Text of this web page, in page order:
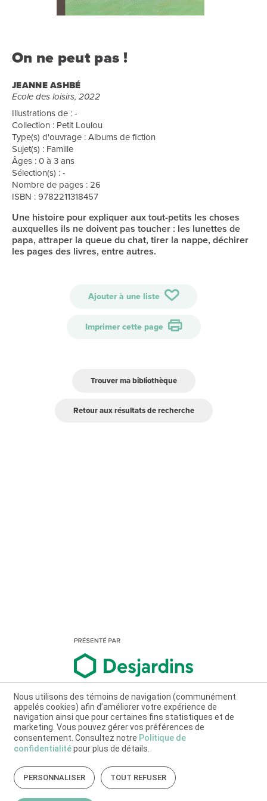
On ne peut pas !
JEANNE ASHBÉ
Ecole des loisirs, 2022
Illustrations de : -
Collection : Petit Loulou
Type(s) d'ouvrage : Albums de fiction
Sujet(s) : Famille
Âges : 0 à 3 ans
Sélection(s) : -
Nombre de pages : 26
ISBN : 9782211318457
Une histoire pour expliquer aux tout-petits les choses
auxquelles ils ne doivent pas toucher : les lunettes de
papa, attraper la queue du chat, tirer la nappe, déchirer
les pages des livres, entre autres.
Ajouter à une liste
Imprimer cette page
Trouver ma bibliothèque
Retour aux résultats de recherche
Nous utilisons des témoins de navigation (communément
appelés cookies) afin d’améliorer votre expérience de
navigation ainsi que pour certaines fins statistiques et de
marketing. Vous pouvez gérer vos préférences de
consentement. Consultez notre Politique de
confidentialitépour plus de détails.
PERSONNALISER TOUT REFUSER